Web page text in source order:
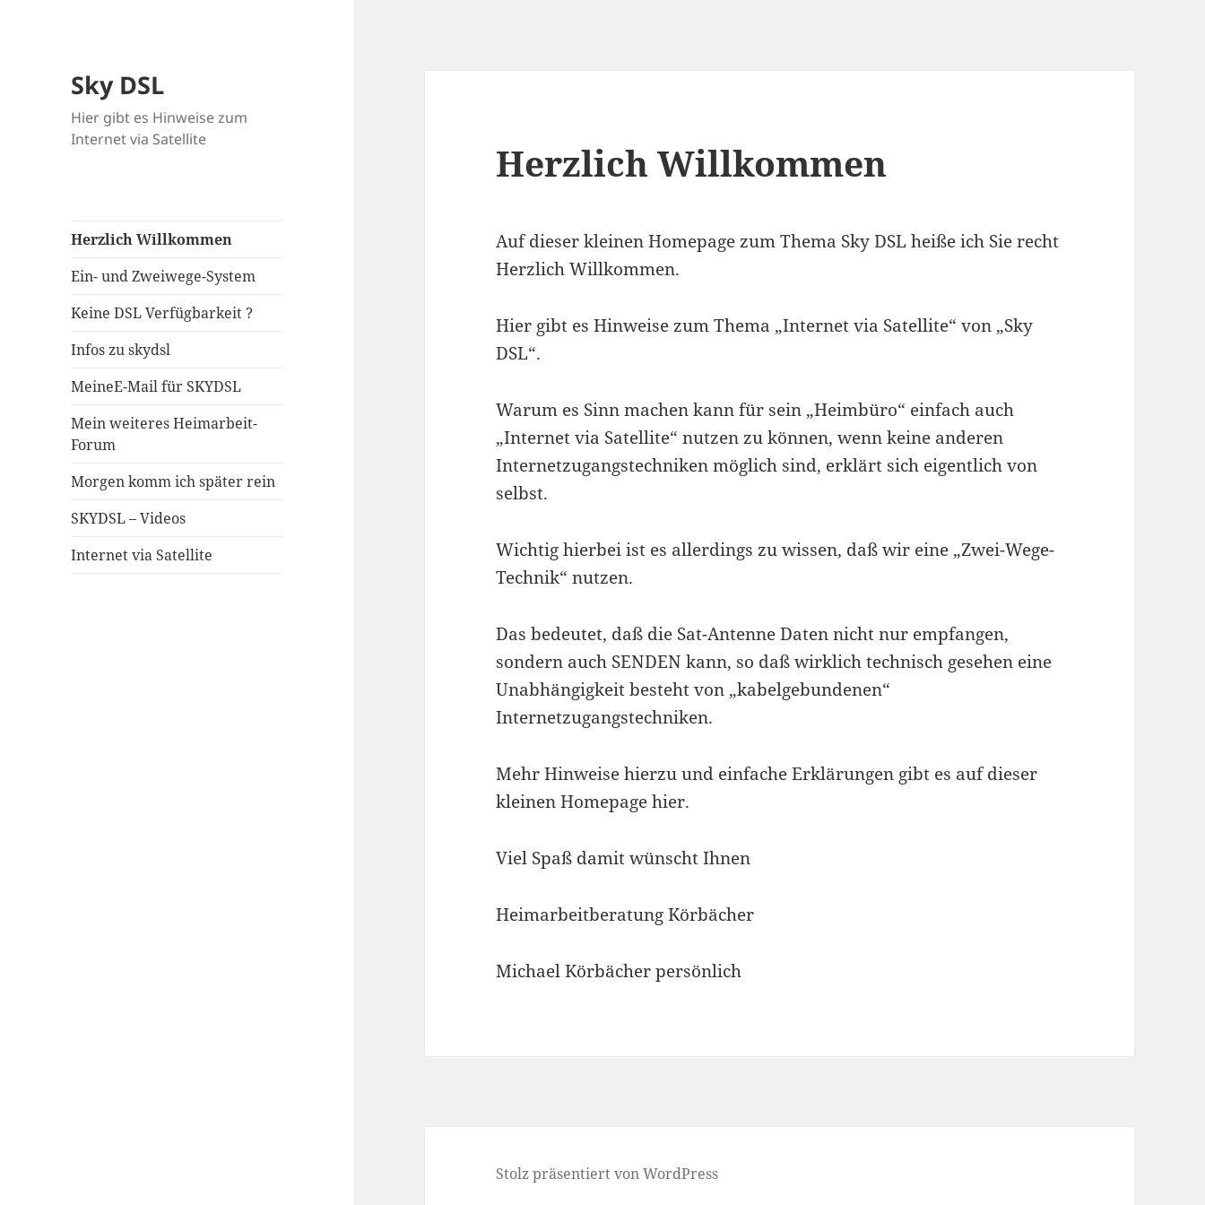
Sky DSL
Hier gibt es Hinweise zum
Internet via Satellite
Herzlich Willkommen
Ein- und Zweiwege-System
Keine DSL Verfügbarkeit ?
Infos zu skydsl
MeineE-Mail für SKYDSL
Mein weiteres Heimarbeit-
Forum
Morgen komm ich später rein
SKYDSL – Videos
Internet via Satellite
Herzlich Willkommen
Auf dieser kleinen Homepage zum Thema Sky DSL heiße ich Sie recht
Herzlich Willkommen.
Hier gibt es Hinweise zum Thema „Internet via Satellite“ von „Sky
DSL“.
Warum es Sinn machen kann für sein „Heimbüro“ einfach auch
„Internet via Satellite“ nutzen zu können, wenn keine anderen
Internetzugangstechniken möglich sind, erklärt sich eigentlich von
selbst.
Wichtig hierbei ist es allerdings zu wissen, daß wir eine „Zwei-Wege-
Technik“ nutzen.
Das bedeutet, daß die Sat-Antenne Daten nicht nur empfangen,
sondern auch SENDEN kann, so daß wirklich technisch gesehen eine
Unabhängigkeit besteht von „kabelgebundenen“
Internetzugangstechniken.
Mehr Hinweise hierzu und einfache Erklärungen gibt es auf dieser
kleinen Homepage hier.
Viel Spaß damit wünscht Ihnen
Heimarbeitberatung Körbächer
Michael Körbächer persönlich
Stolz präsentiert von WordPress